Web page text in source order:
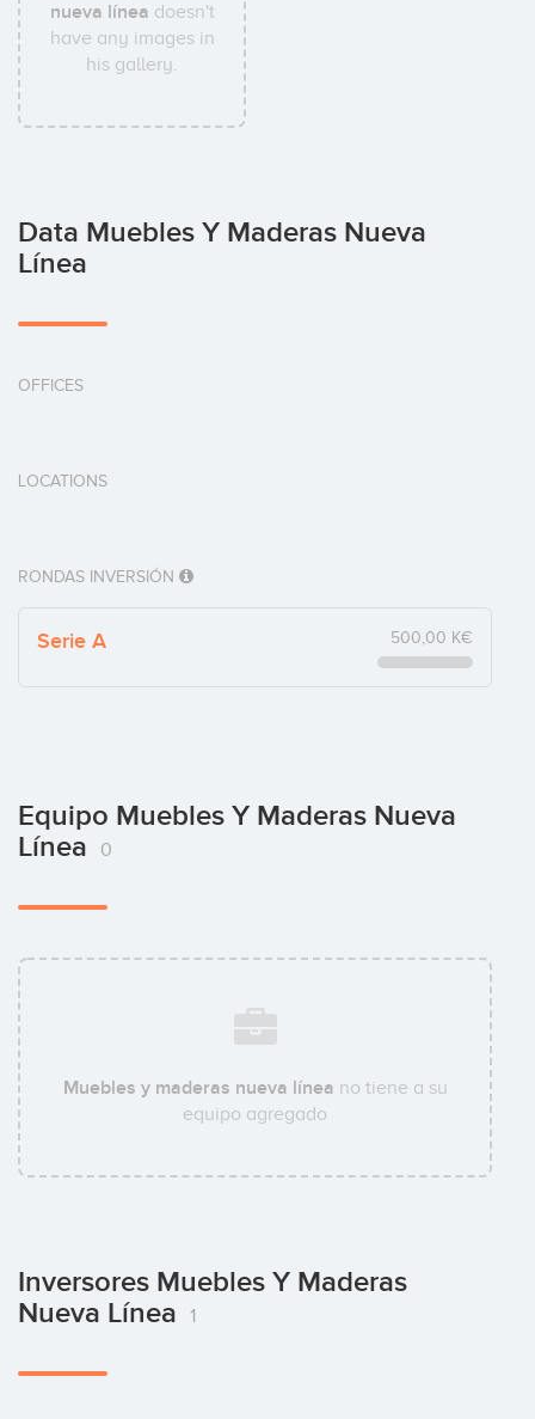
nueva línea doesn't
have any images in
his gallery.
Data Muebles Y Maderas Nueva
Línea
OFFICES
LOCATIONS
RONDAS INVERSIÓN
Serie A 500,00 K€
Equipo Muebles Y Maderas Nueva
Línea
0
Muebles y maderas nueva línea no tiene a su
equipo agregado
Inversores Muebles Y Maderas
Nueva Línea
1